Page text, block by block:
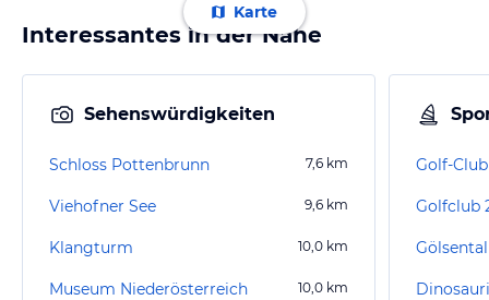
Karte
Interessantes in der Nähe
Sehenswürdigkeiten
Schloss Pottenbrunn 7,6 km
Viehofner See 9,6 km
Klangturm 10,0 km
Museum Niederösterreich 10,0 km
Golf-